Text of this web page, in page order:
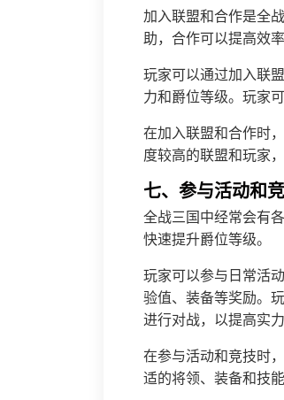
加入联盟和合作是全
助，合作可以提高效率
玩家可以通过加入联
力和爵位等级。玩家
在加入联盟和合作时
度较高的联盟和玩家
七、参与活动和
全战三国中经常会有
快速提升爵位等级。
玩家可以参与日常活
验值、装备等奖励。
进行对战，以提高实
在参与活动和竞技时
适的将领、装备和技